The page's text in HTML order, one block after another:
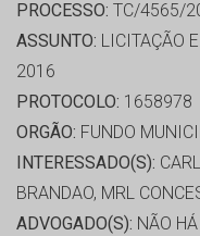
PROCESSO: TC/4565/
ASSUNTO: LICITAÇÃO
2016
PROTOCOLO: 1658978
ORGÃO: FUNDO
INTERESSADO(S):
BRANDAO, MRL
ADVOGADO(S): NÃO HÁ